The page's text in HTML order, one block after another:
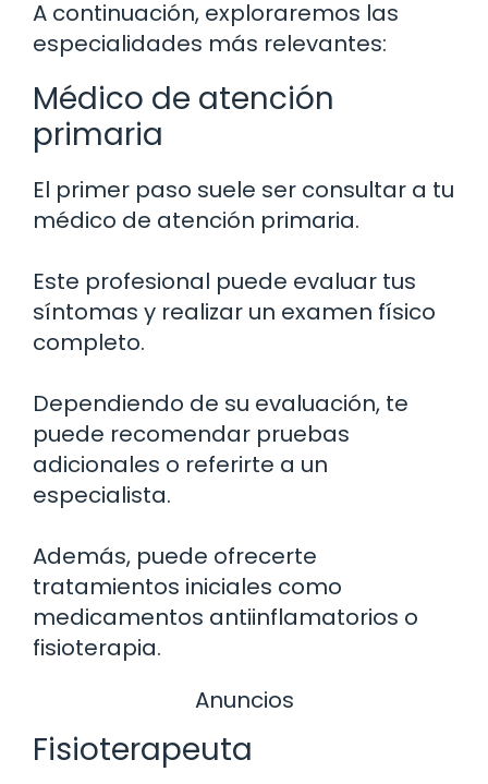
A continuación, exploraremos las
especialidades más relevantes:
Médico de atención
primaria
El primer paso suele ser consultar a tu
médico de atención primaria.
Este profesional puede evaluar tus
síntomas y realizar un examen físico
completo.
Dependiendo de su evaluación, te
puede recomendar pruebas
adicionales o referirte a un
especialista.
Además, puede ofrecerte
tratamientos iniciales como
medicamentos antiinflamatorios o
fisioterapia.
Anuncios
Fisioterapeuta